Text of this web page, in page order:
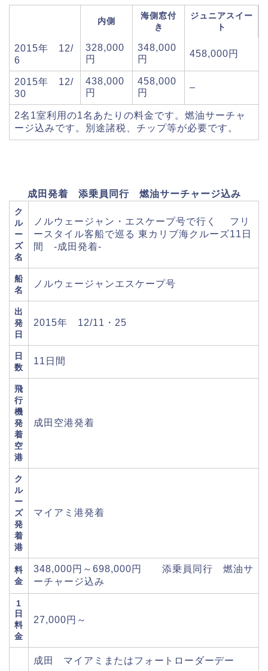
内側
海側窓付
き
ジュニアスイー
ト
2015年 12/
6
328,000
円
348,000
円
458,000円
2015年 12/
30
438,000
円
458,000
円
–
2名1室利用の1名あたりの料金です。燃油サーチャ
ージ込みです。別途諸税、チップ等が必要です。
成田発着 添乗員同行 燃油サーチャージ込み
ク
ル
ー
ズ
名
ノルウェージャン・エスケープ号で行く フリ
ースタイル客船で巡る 東カリブ海クルーズ11日
間 -成田発着-
船
名
ノルウェージャンエスケープ号
出
発
日
2015年 12/11・25
日
数
11日間
飛
行
機
発
着
空
港
成田空港発着
ク
ル
ー
ズ
発
着
港
マイアミ港発着
料
金
348,000円～698,000円 添乗員同行 燃油サ
ーチャージ込み
1
日
料
金
27,000円～
成田 マイアミまたはフォートローダーデー